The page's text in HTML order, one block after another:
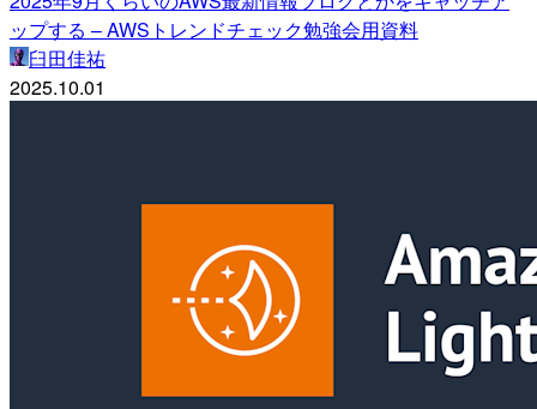
ップする – AWSトレンドチェック勉強会用資料
臼田佳祐
2025.10.01